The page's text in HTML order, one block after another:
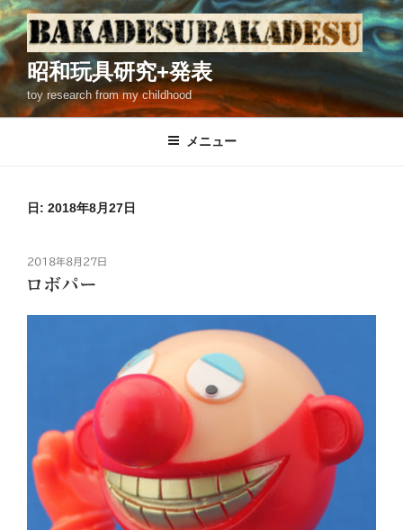
コ
ン
テ
ン
ツ
へ
昭和玩具研究+発表
toy research from my childhood
メニュー
日: 2018年8月27日
投
日:
2018年8月27日
ロボパー